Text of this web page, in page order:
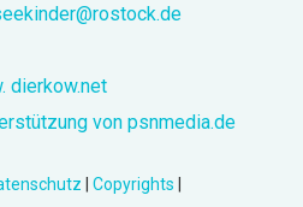
dierkow.net
von psnmedia.de
| Copyrights |